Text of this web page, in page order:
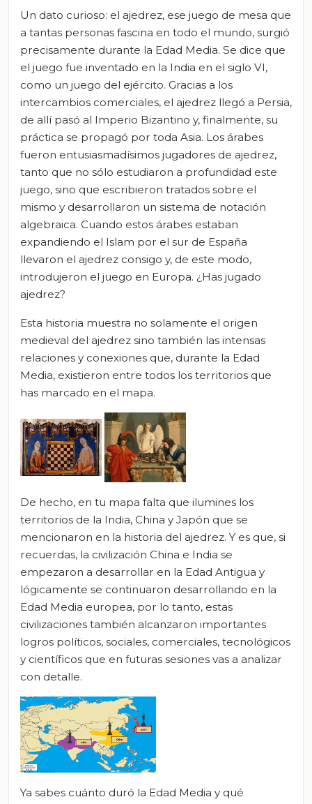
Un dato curioso: el ajedrez, ese juego de mesa que
a tantas personas fascina en todo el mundo, surgió
precisamente durante la Edad Media. Se dice que
el juego fue inventado en la India en el siglo VI,
como un juego del ejército. Gracias a los
intercambios comerciales, el ajedrez llegó a Persia,
de allí pasó al Imperio Bizantino y, finalmente, su
práctica se propagó por toda Asia. Los árabes
fueron entusiasmadísimos jugadores de ajedrez,
tanto que no sólo estudiaron a profundidad este
juego, sino que escribieron tratados sobre el
mismo y desarrollaron un sistema de notación
algebraica. Cuando estos árabes estaban
expandiendo el Islam por el sur de España
llevaron el ajedrez consigo y, de este modo,
introdujeron el juego en Europa. ¿Has jugado
ajedrez?
Esta historia muestra no solamente el origen
medieval del ajedrez sino también las intensas
relaciones y conexiones que, durante la Edad
Media, existieron entre todos los territorios que
has marcado en el mapa.
De hecho, en tu mapa falta que ilumines los
territorios de la India, China y Japón que se
mencionaron en la historia del ajedrez. Y es que, si
recuerdas, la civilización China e India se
empezaron a desarrollar en la Edad Antigua y
lógicamente se continuaron desarrollando en la
Edad Media europea, por lo tanto, estas
civilizaciones también alcanzaron importantes
logros políticos, sociales, comerciales, tecnológicos
y científicos que en futuras sesiones vas a analizar
con detalle.
Ya sabes cuánto duró la Edad Media y qué